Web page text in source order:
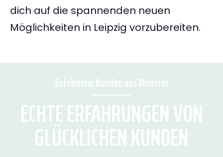
dich auf die spannenden neuen
Möglichkeiten in Leipzig vorzubereiten.
Zufriedene Kunden aus Münster
ECHTE ERFAHRUNGEN VON
GLÜCKLICHEN KUNDEN